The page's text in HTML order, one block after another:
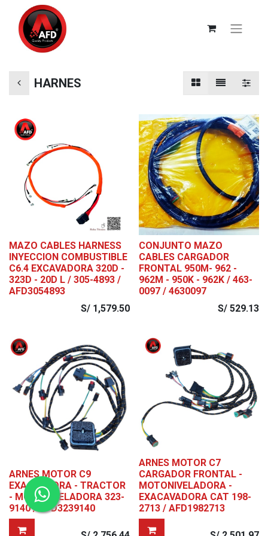
HARNES
MAZO CABLES HARNESS
INYECCION COMBUSTIBLE
C6.4 EXCAVADORA 320D -
323D - 20D L / 305-4893 /
AFD3054893
S/ 1,579.50
CONJUNTO MAZO
CABLES CARGADOR
FRONTAL 950M- 962 -
962M - 950K - 962K / 463-
0097 / 4630097
S/ 529.13
ARNES MOTOR C9
EXACVADORA - TRACTOR
- MOTONIVELADORA 323-
9140 / AFD3239140
ARNES MOTOR C7
CARGADOR FRONTAL -
MOTONIVELADORA -
EXACAVADORA CAT 198-
2713 / AFD1982713